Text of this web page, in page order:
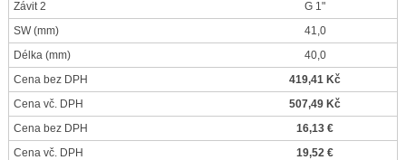
Závit 2
G 1"
SW(mm)
41,0
Délka (mm)
40,0
Cena bez DPH
419,41 Kč
Cena vč. DPH
507,49 Kč
Cena bez DPH
16,13 €
Cena vč. DPH
19,52 €